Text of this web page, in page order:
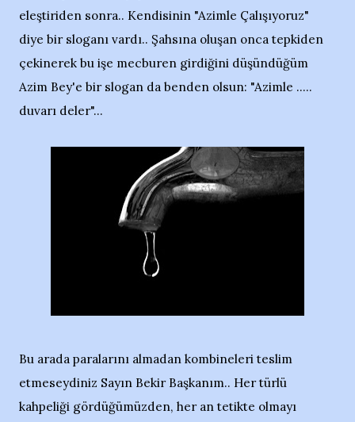
eleştiriden sonra.. Kendisinin "Azimle Çalışıyoruz"
diye bir sloganı vardı.. Şahsına oluşan onca tepkiden
çekinerek bu işe mecburen girdiğini düşündüğüm
Azim Bey'e bir slogan da benden olsun: "Azimle .....
duvarı deler"...
Bu arada paralarını almadan kombineleri teslim
etmeseydiniz Sayın Bekir Başkanım.. Her türlü
kahpeliği gördüğümüzden, her an tetikte olmayı